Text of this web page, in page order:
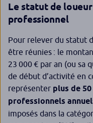
Le statut de
professionnel
Pour relever du statut
être réunies : le
23 000 € par an (ou sa
de début d’activité en
représenter plus de
professionnels
imposés dans la